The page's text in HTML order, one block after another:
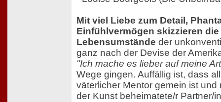
Mit viel Liebe zum Detail,
Einfühlvermögen skizzieren
Lebensumstände der
ganz nach der Devise der
"Ich mache es lieber auf meine
Wege gingen. Auffällig ist, dass
väterlicher Mentor gemein ist und
der Kunst beheimatete/r Partner/